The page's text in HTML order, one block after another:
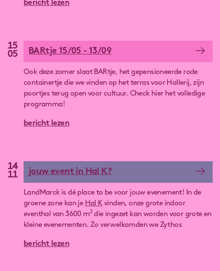
🕔 Mei & Juni
💶 €4 inkom (3-14 jaar)
🏰 Springkastelen 🪣 Zandbak 🌿 Doolhof
⛳️ Mini-golf ⚽ Voetbalterrein 🪖 Hindernissenparcours
De uren voor juli en augustus komen snel online!
bericht lezen
15
05
BARtje 15/05 - 13/09
Ook deze zomer slaat BARtje, het gepensioneerde rode
containertje die we vinden op het terras voor Hallerij, zijn
poortjes terug open voor cultuur. Check hier het volledige
programma!
bericht lezen
14
11
jouw event in Hal K?
LandMarck is dé place to be voor jouw evenement! In de
groene zone kan je Hal K vinden, onze grote indoor
eventhal van 3600 m2die ingezet kan worden voor grote en
kleine evenementen. Zo verwelkomden we Zythos
Beidehand kunst- en designfestival en zoveel meer.
bericht lezen